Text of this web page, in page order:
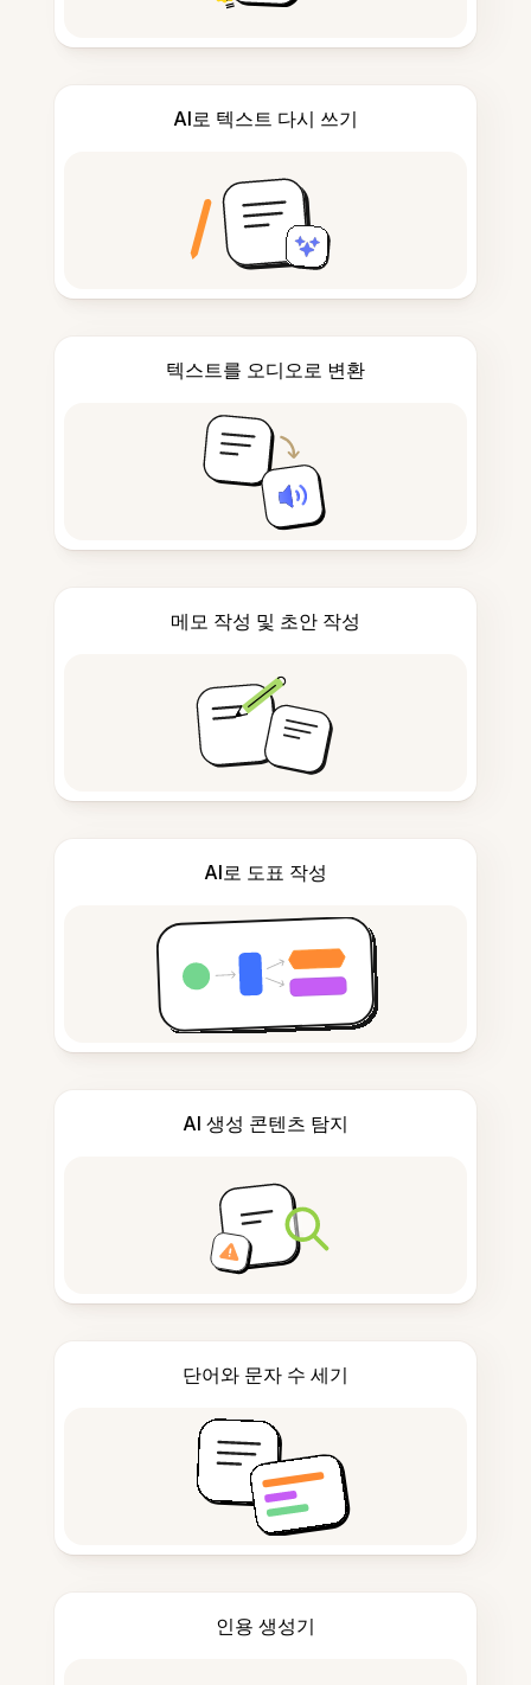
AI로 텍스트 다시 쓰기
텍스트를 오디오로 변환
메모 작성 및 초안 작성
AI로 도표 작성
AI 생성 콘텐츠 탐지
단어와 문자 수 세기
인용 생성기